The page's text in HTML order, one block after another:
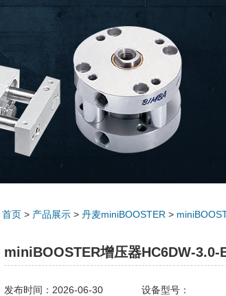
首页 > 产品展示 > 丹麦miniBOOSTER >
miniBOOSTER增压器HC6DW-3.0-
发布时间：2026-06-30 设备型号：